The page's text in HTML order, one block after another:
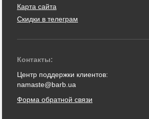
Карта сайта
Скидки в телеграм
Контакты:
Центр поддержки клиентов:
namaste@barb.ua
Форма обратной связи